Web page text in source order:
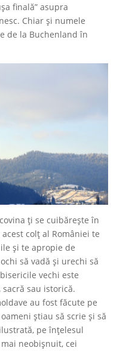
finală” asupra
Chiar și numele
de la Buchenland în
ţi se cuibăreşte în
colţ al României te
şi te apropie de
să vadă şi urechi să
vechi este
sacră sau istorică.
au fost făcute pe
ştiau să scrie şi să
pe înţelesul
neobişnuit, cei